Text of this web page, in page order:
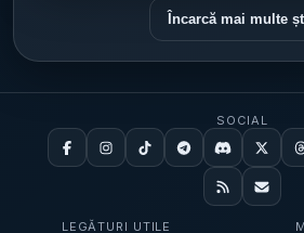
Încarcă mai multe
LEGĂTURI UTILE
SOCIAL